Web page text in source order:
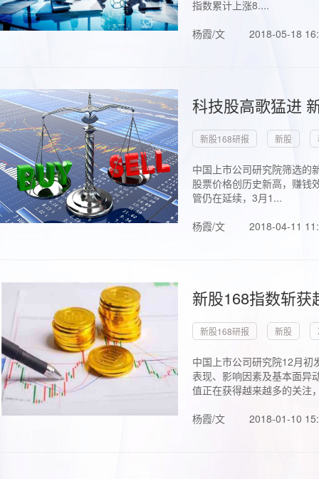
指数累计上涨8....
杨霞/文
2018-05-18
科技股高歌猛进
新股168研报 新股
中国上市公司研究院筛选的
股票价格创历史新高，赚钱
管仍在延续，3月1...
杨霞/文
2018-04-11
新股168指数斩
新股168研报 新股
中国上市公司研究院12月初
表现、影响因素及基本面异
值正在获得越来越多的关注
杨霞/文
2018-01-10